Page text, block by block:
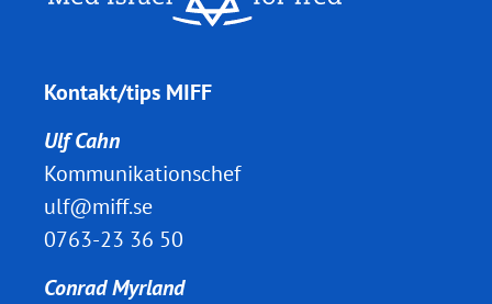
Kontakt/tips MIFF
Ulf Cahn
Kommunikationschef
ulf@miff.se
0763-23 36 50
Conrad Myrland